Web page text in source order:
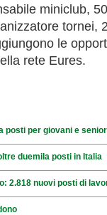
miniclub,
tornei,
le
rete Eures.
posti per giovani e
duemila posti in Italia
2.818 nuovi posti di